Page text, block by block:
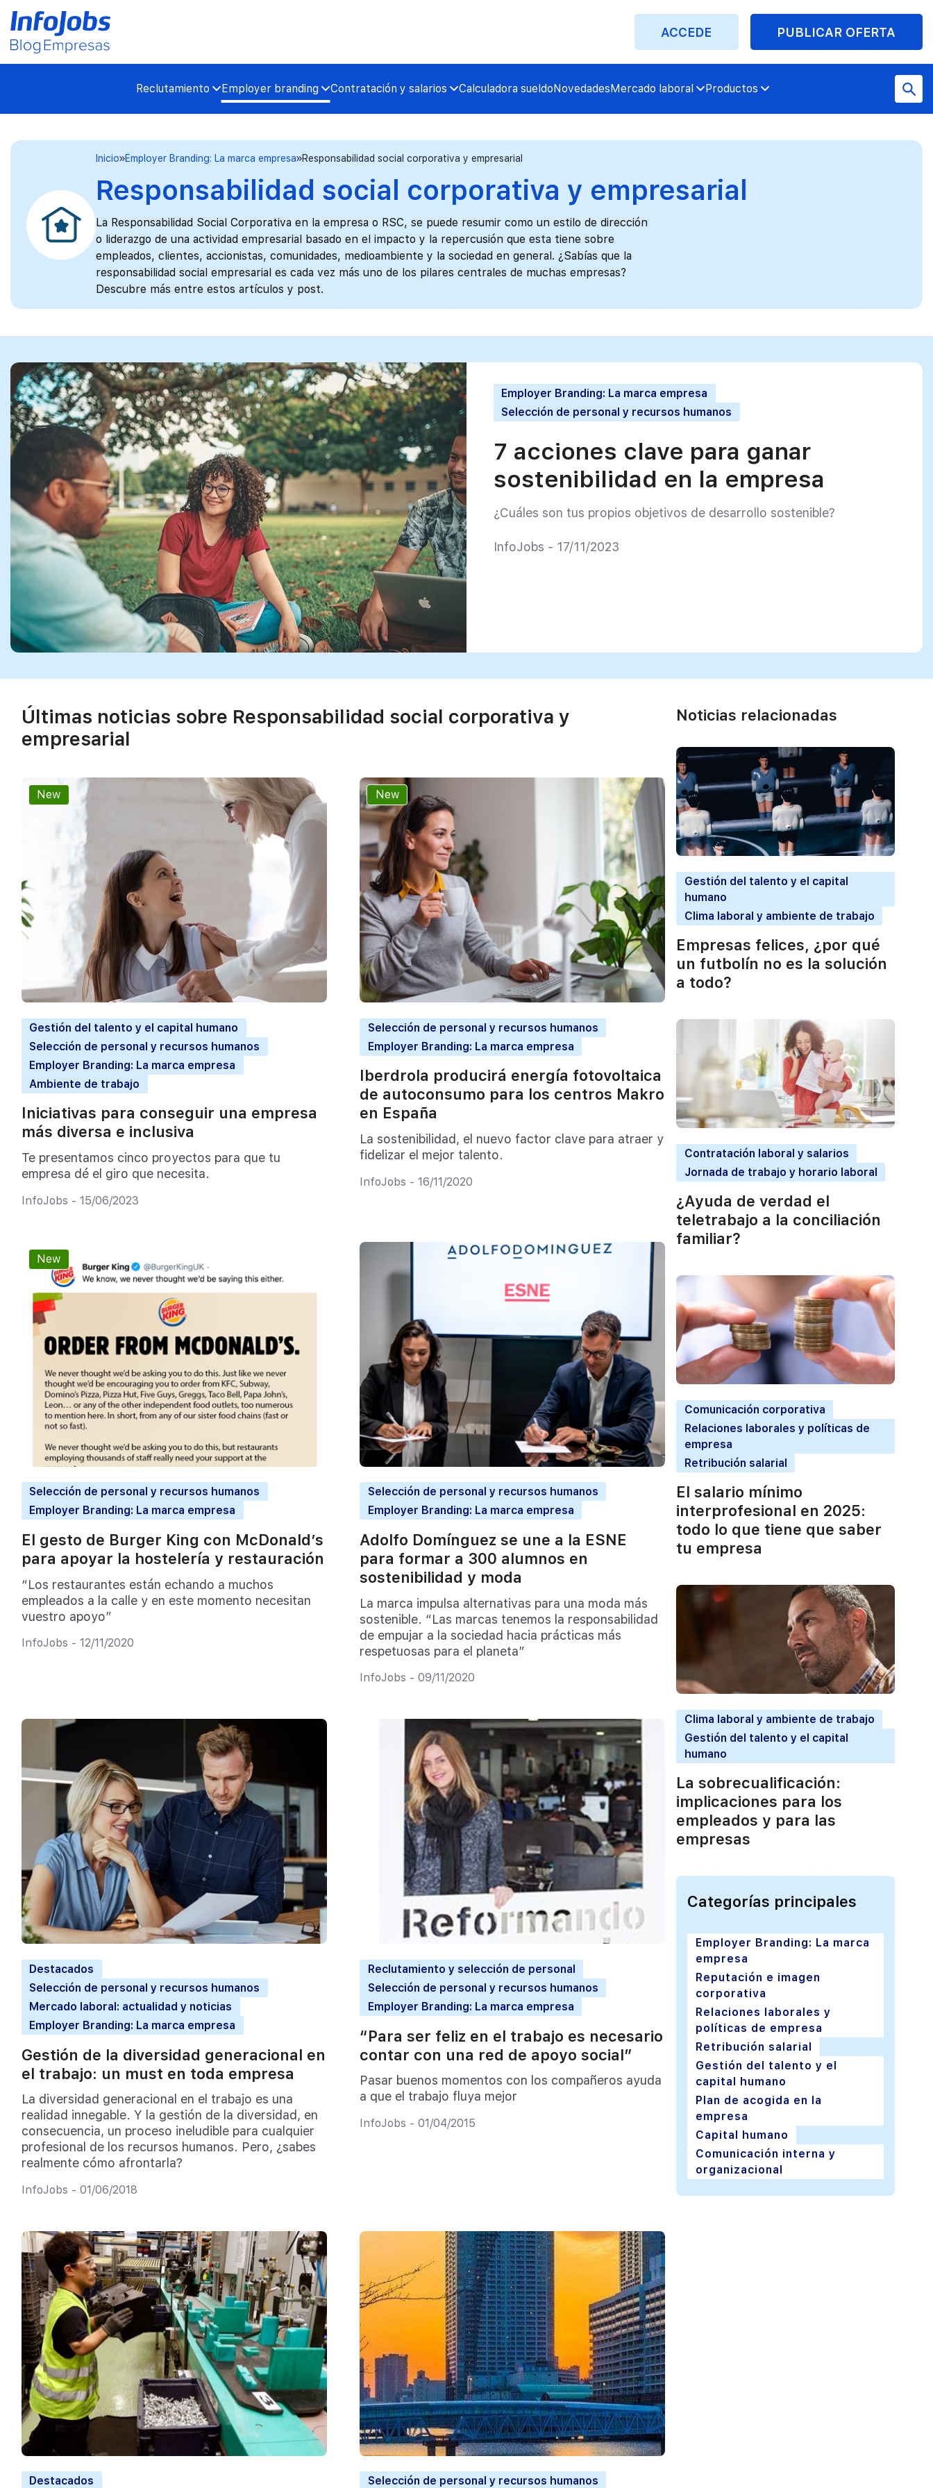
ACCEDE PUBLICAR OFERTA
Reclutamiento Employer branding Contratación y salarios Calculadora sueldoNovedadesMercado laboral Productos
Inicio Employer Branding: La marca empresa Responsabilidad social corporativa y empresarial
Responsabilidad social corporativa y empresarial
La Responsabilidad Social Corporativa en la empresa o RSC, se puede resumir como un estilo de dirección
o liderazgo de una actividad empresarial basado en el impacto y la repercusión que esta tiene sobre
empleados, clientes, accionistas, comunidades, medioambiente y la sociedad en general. ¿Sabías que la
responsabilidad social empresarial es cada vez más uno de los pilares centrales de muchas empresas?
Descubre más entre estos artículos y post.
Employer Branding: La marca empresa
Selección de personal y recursos humanos
7 acciones clave para ganar
sostenibilidad en la empresa
¿Cuáles son tus propios objetivos de desarrollo sostenible?
InfoJobs - 17/11/2023
Últimas noticias sobre Responsabilidad social corporativa y
empresarial
New
Gestión del talento y el capital humano
Selección de personal y recursos humanos
Employer Branding: La marca empresa
Ambiente de trabajo
Iniciativas para conseguir una empresa
más diversa e inclusiva
Te presentamos cinco proyectos para que tu
empresa dé el giro que necesita.
InfoJobs - 15/06/2023
New
Selección de personal y recursos humanos
Employer Branding: La marca empresa
Iberdrola producirá energía fotovoltaica
de autoconsumo para los centros Makro
en España
La sostenibilidad, el nuevo factor clave para atraer y
fidelizar el mejor talento.
InfoJobs - 16/11/2020
New
Selección de personal y recursos humanos
Employer Branding: La marca empresa
El gesto de Burger King con McDonald’s
para apoyar la hostelería y restauración
“Los restaurantes están echando a muchos
empleados a la calle y en este momento necesitan
vuestro apoyo”
InfoJobs - 12/11/2020
Selección de personal y recursos humanos
Employer Branding: La marca empresa
Adolfo Domínguez se une a la ESNE
para formar a 300 alumnos en
sostenibilidad y moda
La marca impulsa alternativas para una moda más
sostenible. “Las marcas tenemos la responsabilidad
de empujar a la sociedad hacia prácticas más
respetuosas para el planeta”
InfoJobs - 09/11/2020
Destacados
Selección de personal y recursos humanos
Mercado laboral: actualidad y noticias
Employer Branding: La marca empresa
Gestión de la diversidad generacional en
el trabajo: un must en toda empresa
La diversidad generacional en el trabajo es una
realidad innegable. Y la gestión de la diversidad, en
consecuencia, un proceso ineludible para cualquier
profesional de los recursos humanos. Pero, ¿sabes
realmente cómo afrontarla?
InfoJobs - 01/06/2018
Reclutamiento y selección de personal
Selección de personal y recursos humanos
Employer Branding: La marca empresa
“Para ser feliz en el trabajo es necesario
contar con una red de apoyo social”
Pasar buenos momentos con los compañeros ayuda
a que el trabajo fluya mejor
InfoJobs - 01/04/2015
Destacados Selección de personal y recursos humanos
Noticias relacionadas
Gestión del talento y el capital
humano
Clima laboral y ambiente de trabajo
Empresas felices, ¿por qué
un futbolín no es la solución
a todo?
Contratación laboral y salarios
Jornada de trabajo y horario laboral
¿Ayuda de verdad el
teletrabajo a la conciliación
familiar?
Comunicación corporativa
Relaciones laborales y políticas de
empresa
Retribución salarial
El salario mínimo
interprofesional en 2025:
todo lo que tiene que saber
tu empresa
Clima laboral y ambiente de trabajo
Gestión del talento y el capital
humano
La sobrecualificación:
implicaciones para los
empleados y para las
empresas
Categorías principales
Employer Branding: La marca
empresa
Reputación e imagen
corporativa
Relaciones laborales y
políticas de empresa
Retribución salarial
Gestión del talento y el
capital humano
Plan de acogida en la
empresa
Capital humano
Comunicación interna y
organizacional